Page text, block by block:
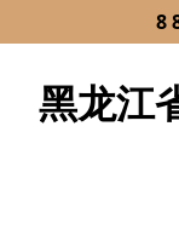
to
8
黑龙江